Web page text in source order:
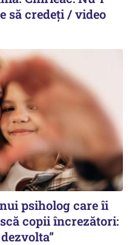
să credeți / video
psiholog care îi
copii încrezători: